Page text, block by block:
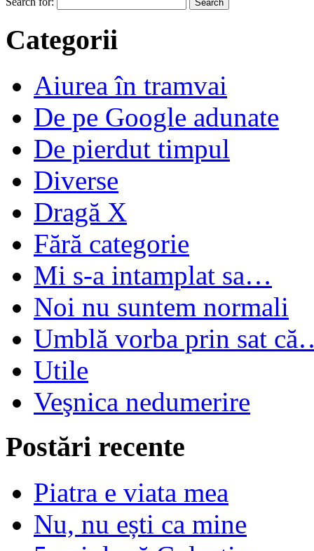
Categorii
Aiurea în tramvai
De pe Google adunate
De pierdut timpul
Diverse
Dragă X
Fără categorie
Mi s-a intamplat sa…
Noi nu suntem normali
Umblă vorba prin sat
Utile
Veşnica nedumerire
Postări recente
Piatra e viata mea
Nu, nu ești ca mine